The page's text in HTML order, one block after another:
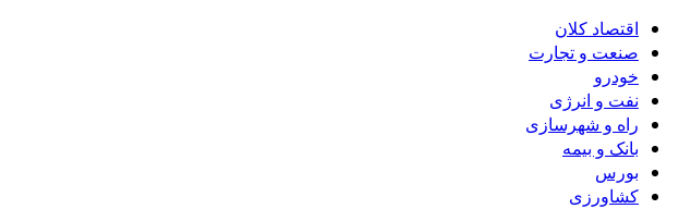
اقتصاد کلان
صنعت و تجارت
خودرو
نفت و انرژی
راه و شهرسازی
بانک و بیمه
بورس
کشاورزی